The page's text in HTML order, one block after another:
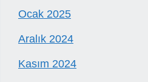
Ocak 2025
Aralık 2024
Kasım 2024